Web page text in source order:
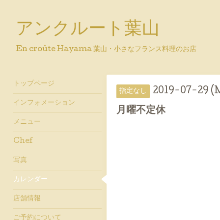
アンクルート葉山
En croûte Hayama 葉山・小さなフランス料理のお店
指定なし 2019-07-29
月曜不定休
トップページ
インフォメーション
メニュー
Chef
写真
カレンダー
店舗情報
ご予約について